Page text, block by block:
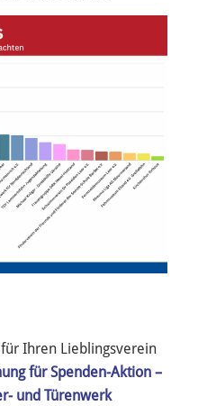
Ihren Lieblingsverein
für Spenden-Aktion –
und Türenwerk